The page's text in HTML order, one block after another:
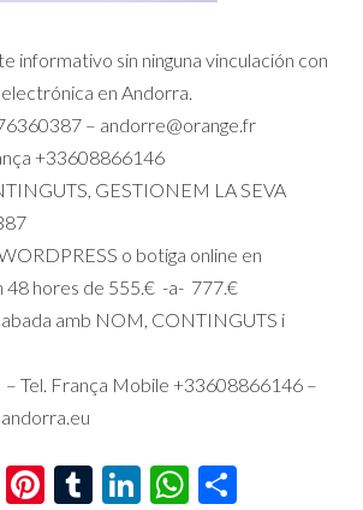
informativo sin ninguna vinculación con
en Andorra.
– andorre@orange.fr
+33608866146
GESTIONEM LA SEVA
o botiga online en
48 hores de 555.€ -a- 777.€
amb NOM, CONTINGUTS i
Tel. França Mobile +33608866146 –
EmailPinterest
Tumblr
LinkedIn